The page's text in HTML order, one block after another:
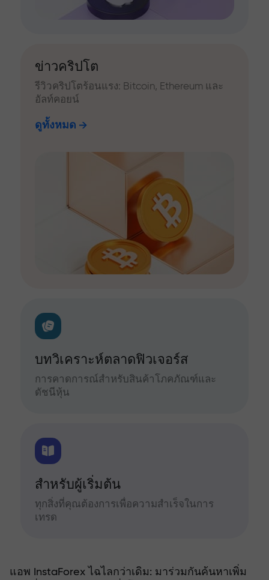
ข่าวคริปโต
รีวิวคริปโตร้อนแรง: Bitcoin, Ethereum และ
อัลท์คอยน์
ดูทั้งหมด
บทวิเคราะห์ตลาดฟิวเจอร์ส
การคาดการณ์สำหรับสินค้าโภคภัณฑ์และ
ดัชนีหุ้น
สำหรับผู้เริ่มต้น
ทุกสิ่งที่คุณต้องการเพื่อความสำเร็จในการ
เทรด
แอพ InstaForex ไฉไลกว่าเดิม: มาร่วมกันค้นหาเพิ่ม